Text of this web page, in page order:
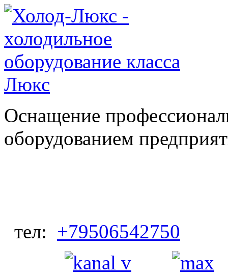
Оснащение
оборудованием
тел: +79506542750